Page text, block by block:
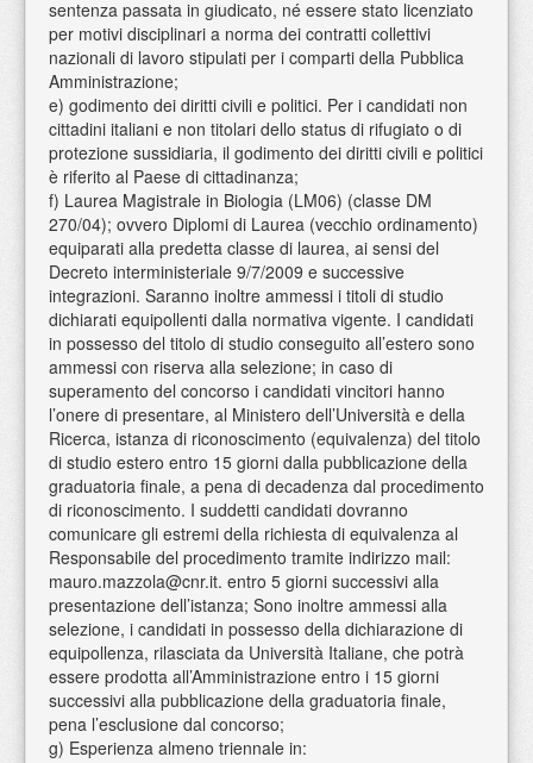
sentenza passata in giudicato, né essere stato licenziato
per motivi disciplinari a norma dei contratti collettivi
nazionali di lavoro stipulati per i comparti della Pubblica
Amministrazione;
e) godimento dei diritti civili e politici. Per i candidati non
cittadini italiani e non titolari dello status di rifugiato o di
protezione sussidiaria, il godimento dei diritti civili e politici
è riferito al Paese di cittadinanza;
f) Laurea Magistrale in Biologia (LM06) (classe DM
270/04); ovvero Diplomi di Laurea (vecchio ordinamento)
equiparati alla predetta classe di laurea, ai sensi del
Decreto interministeriale 9/7/2009 e successive
integrazioni. Saranno inoltre ammessi i titoli di studio
dichiarati equipollenti dalla normativa vigente. I candidati
in possesso del titolo di studio conseguito all’estero sono
ammessi con riserva alla selezione; in caso di
superamento del concorso i candidati vincitori hanno
l’onere di presentare, al Ministero dell’Università e della
Ricerca, istanza di riconoscimento (equivalenza) del titolo
di studio estero entro 15 giorni dalla pubblicazione della
graduatoria finale, a pena di decadenza dal procedimento
di riconoscimento. I suddetti candidati dovranno
comunicare gli estremi della richiesta di equivalenza al
Responsabile del procedimento tramite indirizzo mail:
mauro.mazzola@cnr.it. entro 5 giorni successivi alla
presentazione dell’istanza; Sono inoltre ammessi alla
selezione, i candidati in possesso della dichiarazione di
equipollenza, rilasciata da Università Italiane, che potrà
essere prodotta all’Amministrazione entro i 15 giorni
successivi alla pubblicazione della graduatoria finale,
pena l’esclusione dal concorso;
g) Esperienza almeno triennale in: